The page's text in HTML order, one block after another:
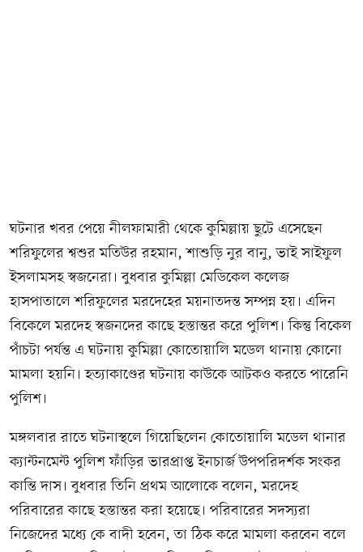
ঘটনার খবর পেয়ে নীলফামারী থেকে কুমিল্লায় ছুটে এসেছেন
শরিফুলের শ্বশুর মতিউর রহমান, শাশুড়ি নুর বানু, ভাই সাইফুল
ইসলামসহ স্বজনেরা। বুধবার কুমিল্লা মেডিকেল কলেজ
হাসপাতালে শরিফুলের মরদেহের ময়নাতদন্ত সম্পন্ন হয়। এদিন
বিকেলে মরদেহ স্বজনদের কাছে হস্তান্তর করে পুলিশ। কিন্তু বিকেল
পাঁচটা পর্যন্ত এ ঘটনায় কুমিল্লা কোতোয়ালি মডেল থানায় কোনো
মামলা হয়নি। হত্যাকাণ্ডের ঘটনায় কাউকে আটকও করতে পারেনি
পুলিশ।
মঙ্গলবার রাতে ঘটনাস্থলে গিয়েছিলেন কোতোয়ালি মডেল থানার
ক্যান্টনমেন্ট পুলিশ ফাঁড়ির ভারপ্রাপ্ত ইনচার্জ উপপরিদর্শক সংকর
কান্তি দাস। বুধবার তিনি প্রথম আলোকে বলেন, মরদেহ
পরিবারের কাছে হস্তান্তর করা হয়েছে। পরিবারের সদস্যরা
নিজেদের মধ্যে কে বাদী হবেন, তা ঠিক করে মামলা করবেন বলে